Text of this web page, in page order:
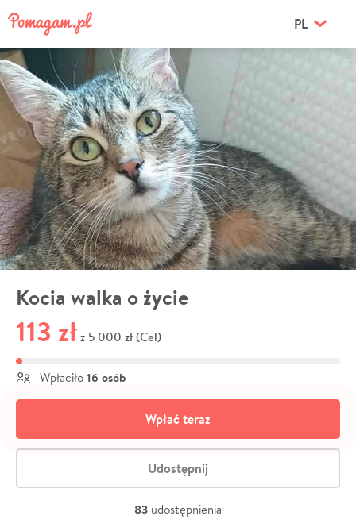
PL
Kocia walka o życie
113 zł z 5 000 zł (Cel)
Wpłaciło 16 osób
Wpłać teraz
Udostępnij
83 udostępnienia